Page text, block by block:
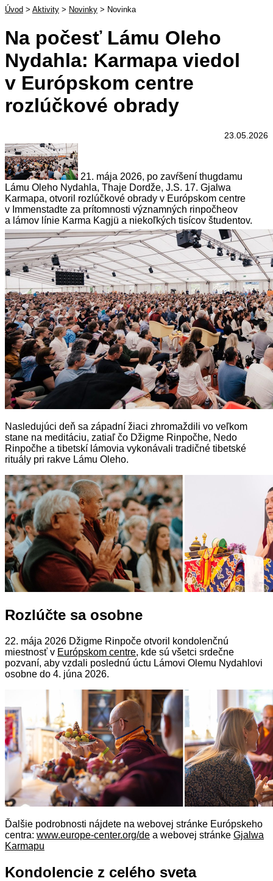
Úvod > Aktivity > Novinky > Novinka
Na počesť Lámu Oleho
Nydahla: Karmapa viedol
v Európskom centre
rozlúčkové obrady
23.05.2026
21. mája 2026, po zavŕšení thugdamu
Lámu Oleho Nydahla, Thaje Dordže, J.S. 17. Gjalwa
Karmapa, otvoril rozlúčkové obrady v Európskom centre
v Immenstadte za prítomnosti významných rinpočheov
a lámov línie Karma Kagjü a niekoľkých tisícov študentov.
Nasledujúci deň sa západní žiaci zhromaždili vo veľkom
stane na meditáciu, zatiaľ čo Džigme Rinpočhe, Nedo
Rinpočhe a tibetskí lámovia vykonávali tradičné tibetské
rituály pri rakve Lámu Oleho.
Rozlúčte sa osobne
22. mája 2026 Džigme Rinpoče otvoril kondolenčnú
miestnosť v Európskom centre, kde sú všetci srdečne
pozvaní, aby vzdali poslednú úctu Lámovi Olemu Nydahlovi
osobne do 4. júna 2026.
Ďalšie podrobnosti nájdete na webovej stránke Európskeho
centra: www.europe-center.org/de a webovej stránke Gjalwa
Karmapu
Kondolencie z celého sveta